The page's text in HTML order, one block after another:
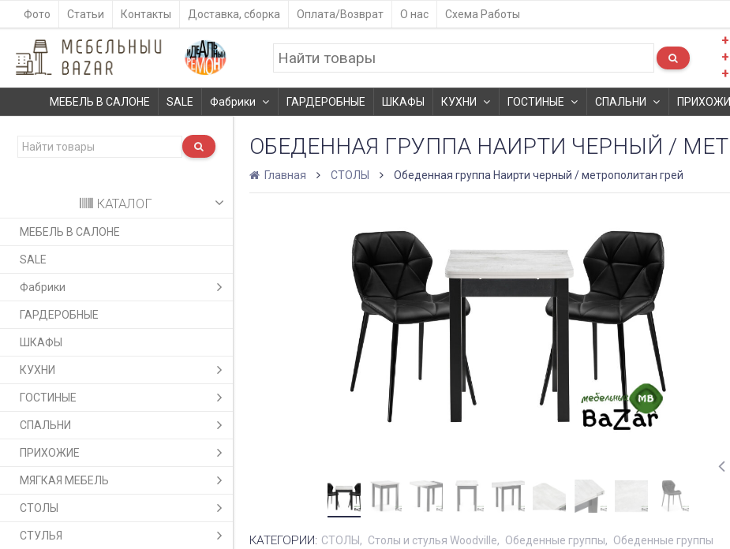
Фото Статьи Контакты Доставка, сборка Оплата/Возврат О нас Схема Работы
МЕБЕЛЬ В САЛОНЕ SALE Фабрики ГАРДЕРОБНЫЕ ШКАФЫ КУХНИ ГОСТИНЫЕ СПАЛЬНИ
КАТАЛОГ
МЕБЕЛЬ В САЛОНЕ
SALE
Фабрики
ГАРДЕРОБНЫЕ
ШКАФЫ
КУХНИ
ГОСТИНЫЕ
СПАЛЬНИ
ПРИХОЖИЕ
МЯГКАЯ МЕБЕЛЬ
СТОЛЫ
СТУЛЬЯ
ОБЕДЕННАЯ ГРУППА НАИРТИ ЧЕРНЫЙ /
Главная СТОЛЫ Обеденная группа Наирти черный / метрополитан грей
КАТЕГОРИИ: СТОЛЫ Столы и стулья Woodville Обеденные группы Обеденные группы